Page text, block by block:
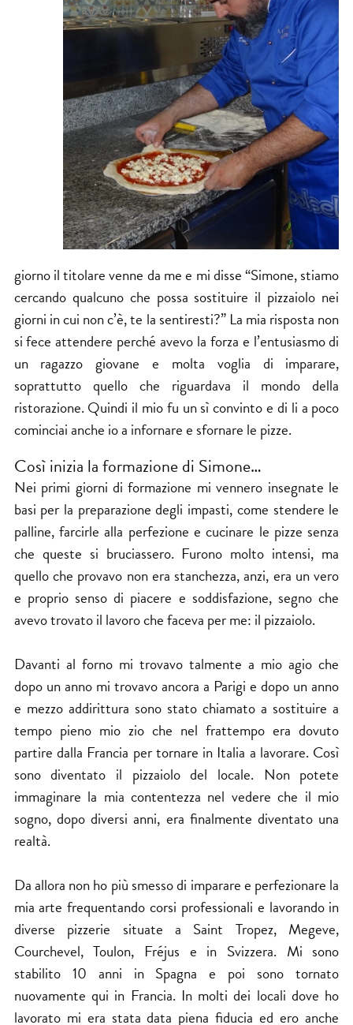
giorno il titolare venne da me e mi disse “Simone, stiamo
cercando qualcuno che possa sostituire il pizzaiolo nei
giorni in cui non c’è, te la sentiresti?” La mia risposta non
si fece attendere perché avevo la forza e l’entusiasmo di
un ragazzo giovane e molta voglia di imparare,
soprattutto quello che riguardava il mondo della
ristorazione. Quindi il mio fu un sì convinto e di li a poco
cominciai anche io a infornare e sfornare le pizze.
Così inizia la formazione di Simone…
Nei primi giorni di formazione mi vennero insegnate le
basi per la preparazione degli impasti, come stendere le
palline, farcirle alla perfezione e cucinare le pizze senza
che queste si bruciassero. Furono molto intensi, ma
quello che provavo non era stanchezza, anzi, era un vero
e proprio senso di piacere e soddisfazione, segno che
avevo trovato il lavoro che faceva per me: il pizzaiolo.
Davanti al forno mi trovavo talmente a mio agio che
dopo un anno mi trovavo ancora a Parigi e dopo un anno
e mezzo addirittura sono stato chiamato a sostituire a
tempo pieno mio zio che nel frattempo era dovuto
partire dalla Francia per tornare in Italia a lavorare. Così
sono diventato il pizzaiolo del locale. Non potete
immaginare la mia contentezza nel vedere che il mio
sogno, dopo diversi anni, era finalmente diventato una
realtà.
Da allora non ho più smesso di imparare e perfezionare la
mia arte frequentando corsi professionali e lavorando in
diverse pizzerie situate a Saint Tropez, Megeve,
Courchevel, Toulon, Fréjus e in Svizzera. Mi sono
stabilito 10 anni in Spagna e poi sono tornato
nuovamente qui in Francia. In molti dei locali dove ho
lavorato mi era stata data piena fiducia ed ero anche